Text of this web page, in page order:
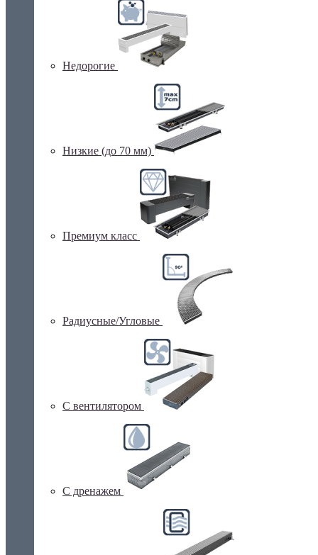
Недорогие
Низкие (до 70 мм)
Премиум класс
Радиусные/Угловые
С вентилятором
С дренажем